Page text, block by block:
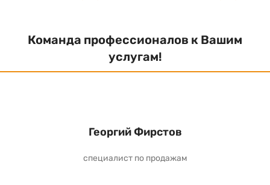
Команда профессионалов к Вашим
услугам!
Георгий Фирстов
специалист по продажам